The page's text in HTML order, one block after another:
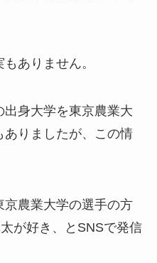
ありません。
身大学を東京農業大
りましたが、この情
農業大学の選手の方
が好き、とSNSで発信